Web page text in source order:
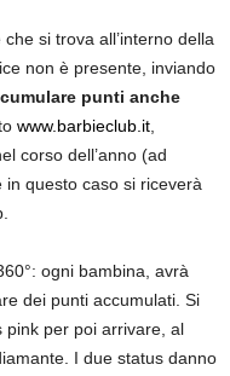
si trova all’interno della
non è presente, inviando
punti anche
www.barbieclub.it,
corso dell’anno (ad
in questo caso si riceverà
ogni bambina, avrà
dei punti accumulati. Si
pink per poi arrivare, al
I due status danno